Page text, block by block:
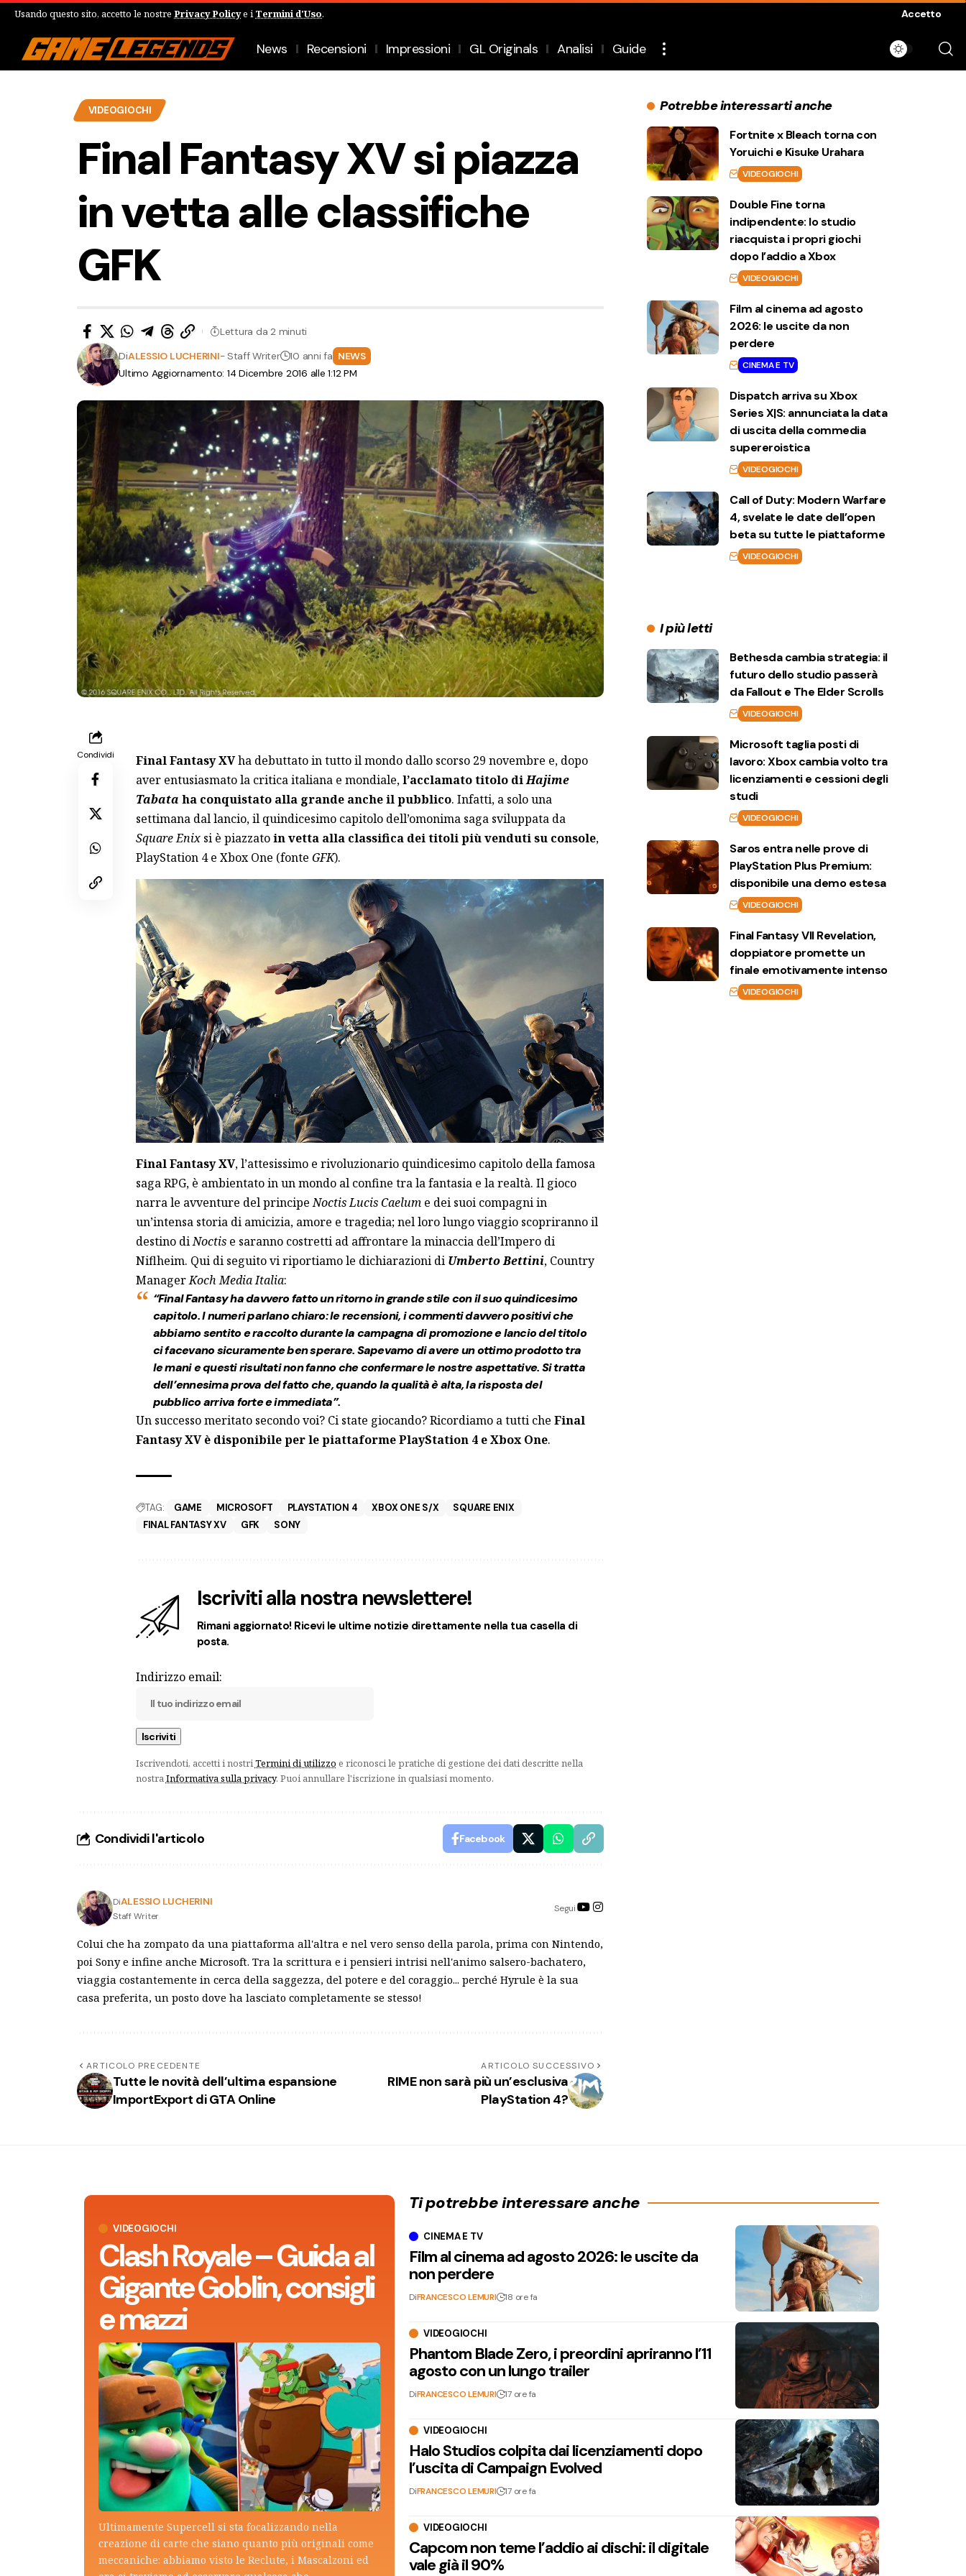
Usando questo sito, accetto le nostre Privacy Policye i Termini d'Uso. Accetto
News Recensioni Impressioni GL Originals Analisi Guide
VIDEOGIOCHI
Final Fantasy XV si piazza
in vetta alle classifiche
GFK
Ultimo Aggiornamento: 14 Dicembre 2016 alle 1:12 PM
DiALESSIO LUCHERINI- Staff Writer 10 anni fa NEWS
Lettura da 2 minuti
Condividi Final Fantasy XVha debuttato in tutto il mondo dallo scorso 29 novembre e, dopo
aver entusiasmato la critica italiana e mondiale,l’acclamato titolo diHajime
Tabata ha conquistato alla grande anche il pubblico. Infatti, a solo una
settimana dal lancio, il quindicesimo capitolo dell’omonima saga sviluppata da
Square Enixsi è piazzatoin vetta alla classifica dei titoli più venduti su console,
PlayStation 4 e Xbox One (fonte GFK).
Final Fantasy XV, l’attesissimo e rivoluzionario quindicesimo capitolo della famosa
saga RPG, è ambientato in un mondo al confine tra la fantasia e la realtà. Il gioco
narra le avventure del principeNoctis Lucis Caelume dei suoi compagni in
un’intensa storia di amicizia, amore e tragedia; nel loro lungo viaggio scopriranno il
destino diNoctise saranno costretti ad affrontare la minaccia dell’Impero di
Niflheim. Qui di seguito vi riportiamo le dichiarazioni di Umberto Bettini, Country
ManagerKoch Media Italia:
“Final Fantasy ha davvero fatto un ritorno in grande stile con il suo quindicesimo
capitolo. I numeri parlano chiaro: le recensioni, i commenti davvero positivi che
abbiamo sentito e raccolto durante la campagna di promozione e lancio del titolo
ci facevano sicuramente ben sperare. Sapevamo di avere un ottimo prodotto tra
le mani e questi risultati non fanno che confermare le nostre aspettative. Si tratta
dell’ennesima prova del fatto che, quando la qualità è alta, la risposta del
pubblico arriva forte e immediata”.
Un successo meritato secondo voi? Ci state giocando? Ricordiamo a tutti che Final
Fantasy XV è disponibile per le piattaforme PlayStation 4 e Xbox One.
TAG: GAME MICROSOFT PLAYSTATION 4 XBOX ONE S/X
SQUARE ENIX
FINAL FANTASY XV
GFK SONY
Iscriviti alla nostra newslettere!
Rimani aggiornato! Ricevi le ultime notizie direttamente nella tua casella di
posta.
Indirizzo email:
Iscrivendoti, accetti i nostriTermini di utilizzo e riconosci le pratiche di gestione dei dati descritte nella
nostraInformativa sulla privacy. Puoi annullare l'iscrizione in qualsiasi momento.
Condividi l'articolo Facebook
DiALESSIO LUCHERINI
Staff Writer
Segui
Colui che ha zompato da una piattaforma all'altra e nel vero senso della parola, prima con Nintendo,
poi Sony e infine anche Microsoft. Tra la scrittura e i pensieri intrisi nell'animo salsero-bachatero,
viaggia costantemente in cerca della saggezza, del potere e del coraggio... perché Hyrule è la sua
casa preferita, un posto dove ha lasciato completamente se stesso!
ARTICOLO PRECEDENTE
Tutte le novità dell’ultima espansione
ImportExport di GTA Online
ARTICOLO SUCCESSIVO
RIME non sarà più un’esclusiva
PlayStation 4?
Potrebbe interessarti anche
Fortnite x Bleach torna con
Yoruichi e Kisuke Urahara
VIDEOGIOCHI
Double Fine torna
indipendente: lo studio
riacquista i propri giochi
dopo l’addio a Xbox
VIDEOGIOCHI
Film al cinema ad agosto
2026: le uscite da non
perdere
CINEMA E TV
Dispatch arriva su Xbox
Series X|S: annunciata la data
di uscita della commedia
supereroistica
VIDEOGIOCHI
Call of Duty: Modern Warfare
4, svelate le date dell’open
beta su tutte le piattaforme
VIDEOGIOCHI
I più letti
Bethesda cambia strategia: il
futuro dello studio passerà
da Fallout e The Elder Scrolls
VIDEOGIOCHI
Microsoft taglia posti di
lavoro: Xbox cambia volto tra
licenziamenti e cessioni degli
studi
VIDEOGIOCHI
Saros entra nelle prove di
PlayStation Plus Premium:
disponibile una demo estesa
VIDEOGIOCHI
Final Fantasy VII Revelation,
doppiatore promette un
finale emotivamente intenso
VIDEOGIOCHI
VIDEOGIOCHI
Clash Royale – Guida al
Gigante Goblin, consigli
e mazzi
Ultimamente Supercell si sta focalizzando nella
creazione di carte che siano quanto più originali come
meccaniche: abbiamo visto le Reclute, i Mascalzoni ed
Ti potrebbe interessare anche
CINEMA E TV
Film al cinema ad agosto 2026: le uscite da
non perdere
DiFRANCESCO LEMURI 18 ore fa
VIDEOGIOCHI
Phantom Blade Zero, i preordini apriranno l’11
agosto con un lungo trailer
DiFRANCESCO LEMURI 17 ore fa
VIDEOGIOCHI
Halo Studios colpita dai licenziamenti dopo
l’uscita di Campaign Evolved
DiFRANCESCO LEMURI 17 ore fa
VIDEOGIOCHI
Capcom non teme l’addio ai dischi: il digitale
vale già il 90%